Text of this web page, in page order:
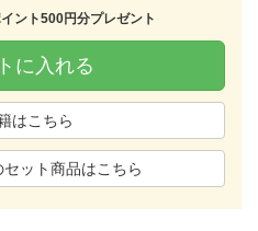
ント500円分プレゼント
に入れる
はこちら
ット商品はこちら